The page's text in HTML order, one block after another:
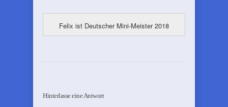
Felix ist Deutscher Mini-Meister 2018
Hinterlasse eine Antwort